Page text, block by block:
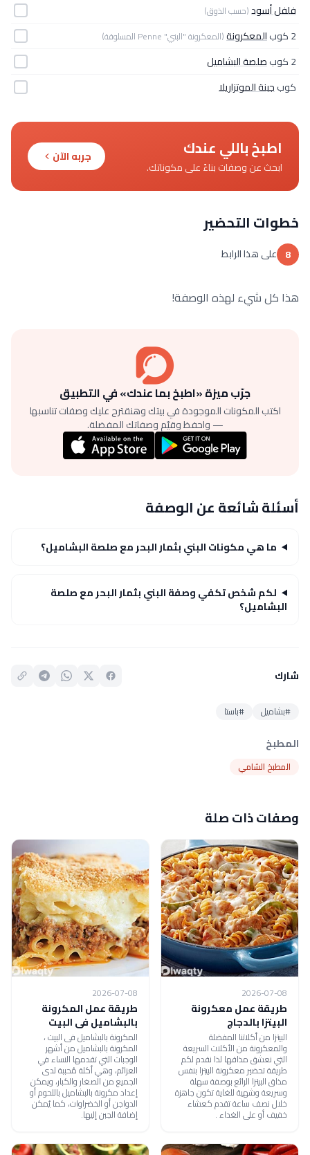
فلفل أسود(حسب الذوق)
2 كوب المعكرونة(المعكرونة "البني" Penne المسلوقة)
2 كوب
صلصة البشاميل
كوبجبنة الموتزاريلا
اطبخ باللي عندك
ابحث عن وصفات بناءً على مكوناتك.
جربه الآن
خطوات التحضير
8 على هذا الرابط
هذا كل شيء لهذه الوصفة!
جرّب ميزة «اطبخ بما عندك» في التطبيق
اكتب المكونات الموجودة في بيتك وهنقترح عليك وصفات تناسبها
— واحفظ وقيّم وصفاتك المفضلة.
أسئلة شائعة عن الوصفة
ما هي مكونات البني بثمار البحر مع صلصة البشاميل؟
لكم شخص تكفي وصفة البني بثمار البحر مع صلصة
البشاميل؟
شارك
#بشاميل #باستا
المطبخ
المطبخ الشامي
وصفات ذات صلة
2026-07-08
طريقة عمل معكرونة
البيتزا بالدجاج
البيتزا من أكلاتنا المفضلة
والمعكرونة من الأكلات السريعة
التي نعشق مذاقها لذا نقدم لكم
طريقة تحضير معكرونة البيتزا بنفس
مذاق البيتزا الرائع بوصفة سهلة
وسريعة وشهية للغاية تكون جاهزة
خلال نصف ساعة تقدم كعشاء
خفيف أو على الغداء .
2026-07-08
طريقة عمل المكرونة
بالبشاميل فى البيت
المكرونة بالبشاميل فى البيت ،
المكرونة بالبشاميل من أشهر
الوجبات التي تقدمها النساء في
العزائم، وهي أكلة مُحببة لدى
الجميع من الصغار والكبار، ويمكن
إعداد مكرونة بالبشاميل باللحوم أو
الدواجن أو الخضراوات، كما يُمكن
إضافة الجبن إليها.